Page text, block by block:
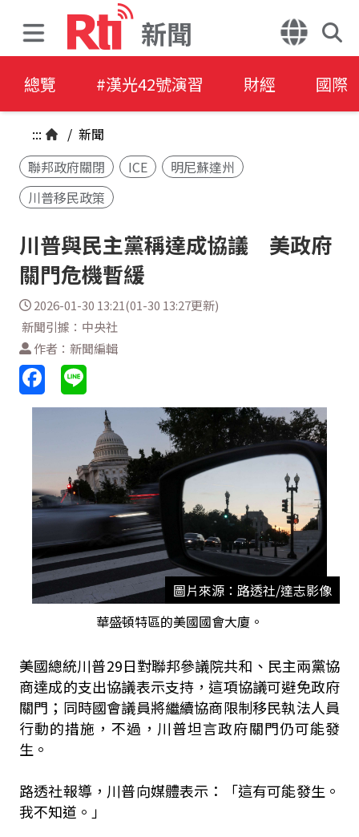
新聞
總覽 #漢光42號演習 財經 國際
::: / 新聞
聯邦政府關閉
ICE
明尼蘇達州
川普移民政策
川普與民主黨稱達成協議 美政府
關門危機暫緩
2026-01-30 13:21(01-30 13:27更新)
新聞引據：中央社
作者：新聞編輯
圖片來源：路透社/達志影像
華盛頓特區的美國國會大廈。
美國總統川普29日對聯邦參議院共和、民主兩黨協
商達成的支出協議表示支持，這項協議可避免政府
關門；同時國會議員將繼續協商限制移民執法人員
行動的措施，不過，川普坦言政府關門仍可能發
生。
路透社報導，川普向媒體表示：「這有可能發生。
我不知道。」